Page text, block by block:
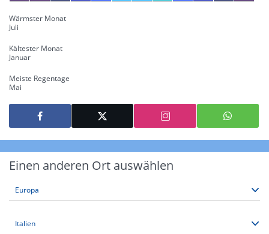
Wärmster Monat
Juli
Kältester Monat
Januar
Meiste Regentage
Mai
Einen anderen Ort auswählen